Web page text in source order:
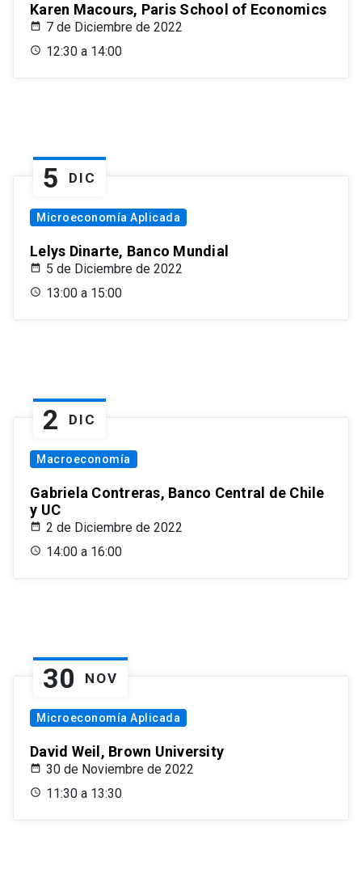
Karen Macours, Paris School of Economics
7 de Diciembre de 2022
12:30 a 14:00
5 DIC
Microeconomía Aplicada
Lelys Dinarte, Banco Mundial
5 de Diciembre de 2022
13:00 a 15:00
2 DIC
Macroeconomía
Gabriela Contreras, Banco Central de Chile
y UC
2 de Diciembre de 2022
14:00 a 16:00
30 NOV
Microeconomía Aplicada
David Weil, Brown University
30 de Noviembre de 2022
11:30 a 13:30